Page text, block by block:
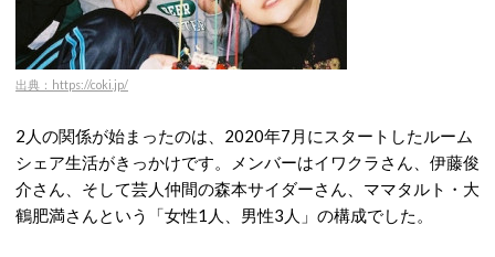
出典：https://coki.jp/
2人の関係が始まったのは、2020年7月にスタートしたルーム
シェア生活がきっかけです。
メンバーはイワクラさん、伊藤俊
介さん、そして芸人仲間の森本サイダーさん、ママタルト・大
鶴肥満さんという「女性1人、男性3人」の構成でした。